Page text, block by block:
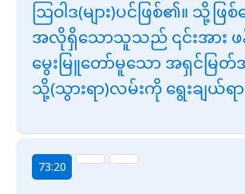
ဩဝါဒ(များ)ပင်ဖြစ်၏။ သို့ဖြစ်
အလိုရှိသောသူသည် ၎င်းအား ဖ
မွေးမြူတော်မူသော အရှင်မြ
သို့(သွားရာ)လမ်းကို ရွေးချယ်ရ
73:20